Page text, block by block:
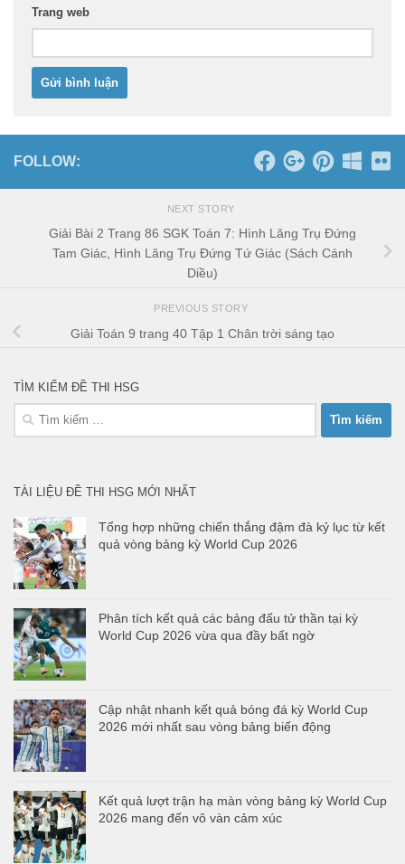
Trang web
FOLLOW:
NEXT STORY
Giải Bài 2 Trang 86 SGK Toán 7: Hình Lăng Trụ Đứng
Tam Giác, Hình Lăng Trụ Đứng Tứ Giác (Sách Cánh
Diều)
PREVIOUS STORY
Giải Toán 9 trang 40 Tập 1 Chân trời sáng tạo
TÌM KIẾM ĐỀ THI HSG
Tìm
TÀI LIỆU ĐỀ THI HSG MỚI NHẤT
Tổng hợp những chiến thắng đậm đà kỷ lục từ kết
quả vòng bảng kỳ World Cup 2026
Phân tích kết quả các bảng đấu tử thần tại kỳ
World Cup 2026 vừa qua đầy bất ngờ
Cập nhật nhanh kết quả bóng đá kỳ World Cup
2026 mới nhất sau vòng bảng biến động
Kết quả lượt trận hạ màn vòng bảng kỳ World Cup
2026 mang đến vô vàn cảm xúc